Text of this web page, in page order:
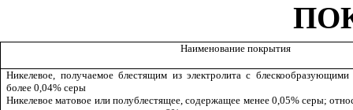
Наименование покрытия
Никелевое, получаемое блестящим из электролита с
более 0,04% серы
Никелевое матовое или полублестящее, содержащее менее 0,05% серы;